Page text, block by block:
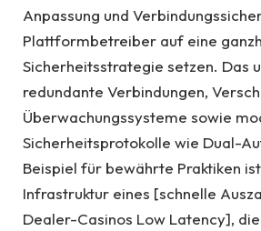
Anpassung und
Plattformbetreiber auf eine
Sicherheitsstrategie setzen. Das
redundante Verbindungen,
Überwachungssysteme sowie
Sicherheitsprotokolle wie Dual-
Beispiel für bewährte Praktiken
Infrastruktur eines [schnelle
Dealer-Casinos Low Latency],